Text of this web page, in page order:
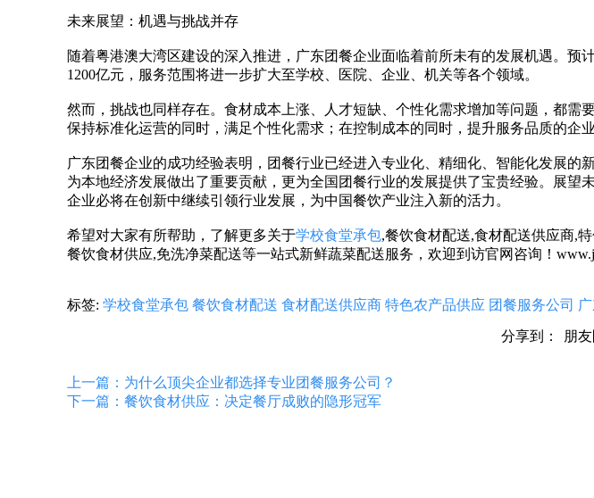
未来展望：机遇与挑战并存
随着粤港澳大湾区建设的深入推进，广东团餐企业面临着前所未有的发展机遇。预
1200亿元，服务范围将进一步扩大至学校、医院、企业、机关等各个领域。
然而，挑战也同样存在。食材成本上涨、人才短缺、个性化需求增加等问题，都需
保持标准化运营的同时，满足个性化需求；在控制成本的同时，提升服务品质的企
广东团餐企业的成功经验表明，团餐行业已经进入专业化、精细化、智能化发展的
为本地经济发展做出了重要贡献，更为全国团餐行业的发展提供了宝贵经验。展望
企业必将在创新中继续引领行业发展，为中国餐饮产业注入新的活力。
希望对大家有所帮助，了解更多关于学校食堂承包,餐饮食材配送,食材配送供应商,
餐饮食材供应,免洗净菜配送等一站式新鲜蔬菜配送服务，欢迎到访官网咨询！
标签: 学校食堂承包 餐饮食材配送 食材配送供应商 特色农产品供应 团餐服务公司
分享到： 朋
上一篇：为什么顶尖企业都选择专业团餐服务公司？
下一篇：餐饮食材供应：决定餐厅成败的隐形冠军